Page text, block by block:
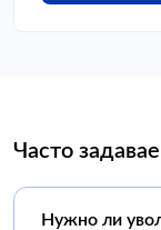
Часто
Нужно ли